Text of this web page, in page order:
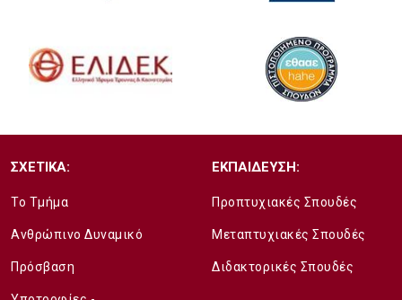
ΣΧΕΤΙΚΑ:
Το Τμήμα
Ανθρώπινο Δυναμικό
Πρόσβαση
ΕΚΠΑΙΔΕΥΣΗ:
Προπτυχιακές Σπουδές
Μεταπτυχιακές Σπουδές
Διδακτορικές Σπουδές